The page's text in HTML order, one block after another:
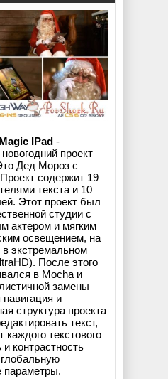
IPad -
проект
Дед Мороз с
содержит 19
текста и 10
Этот проект был
студии с
актером и мягким
освещением, на
экстремальном
После этого
в Mocha и
замены
навигация и
структура проекта
текст,
текстового
контрастность
параметры.